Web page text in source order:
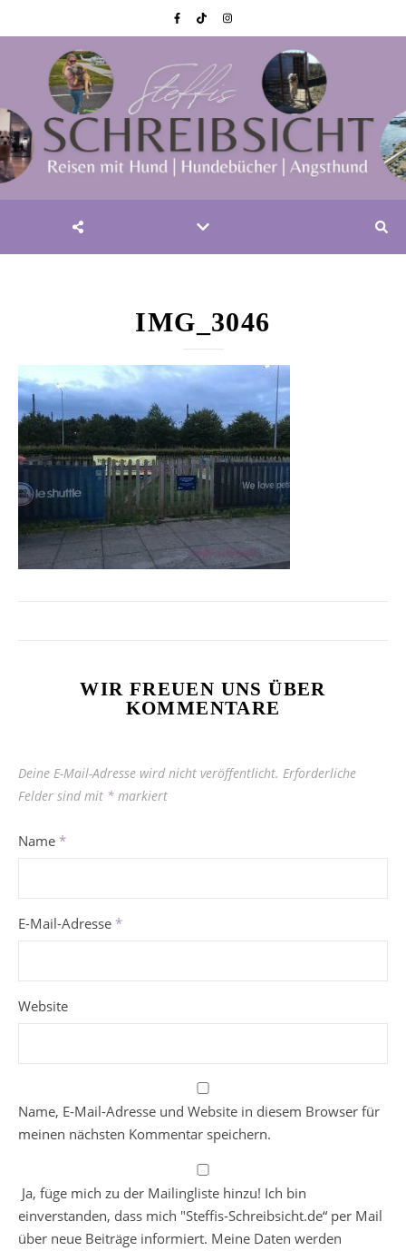
IMG_3046
WIR FREUEN UNS ÜBER
KOMMENTARE
Deine E-Mail-Adresse wird nicht veröffentlicht. Erforderliche
Felder sind mit * markiert
Name *
E-Mail-Adresse *
Website
Name, E-Mail-Adresse und Website in diesem Browser für
meinen nächsten Kommentar speichern.
Ja, füge mich zu der Mailingliste hinzu! Ich bin
einverstanden, dass mich "Steffis-Schreibsicht.de“ per Mail
über neue Beiträge informiert. Meine Daten werden